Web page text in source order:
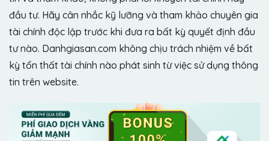
đầu tư. Hãy cân nhắc kỹ lưỡng và tham khảo chuyên gia
tài chính độc lập trước khi đưa ra bất kỳ quyết định đầu
tư nào. Danhgiasan.com không chịu trách nhiệm về bất
kỳ tổn thất tài chính nào phát sinh từ việc sử dụng thông
tin trên website.